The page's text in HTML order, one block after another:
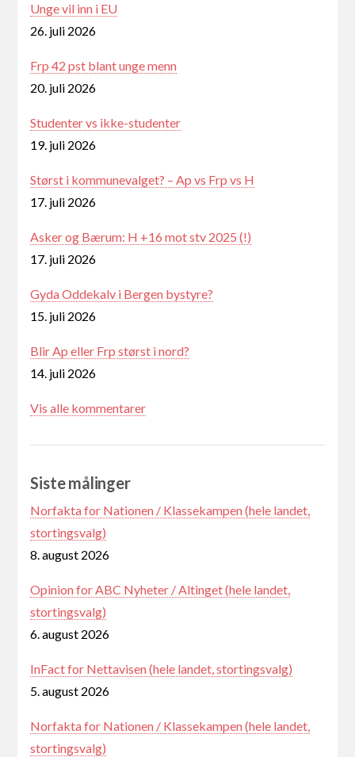
Unge vil inn i EU
26. juli 2026
Frp 42 pst blant unge menn
20. juli 2026
Studenter vs ikke-studenter
19. juli 2026
Størst i kommunevalget? – Ap vs Frp vs H
17. juli 2026
Asker og Bærum: H +16 mot stv 2025 (!)
17. juli 2026
Gyda Oddekalv i Bergen bystyre?
15. juli 2026
Blir Ap eller Frp størst i nord?
14. juli 2026
Vis alle kommentarer
Siste målinger
Norfakta for Nationen / Klassekampen (hele landet,
stortingsvalg)
8. august 2026
Opinion for ABC Nyheter / Altinget (hele landet,
stortingsvalg)
6. august 2026
InFact for Nettavisen (hele landet, stortingsvalg)
5. august 2026
Norfakta for Nationen / Klassekampen (hele landet,
stortingsvalg)